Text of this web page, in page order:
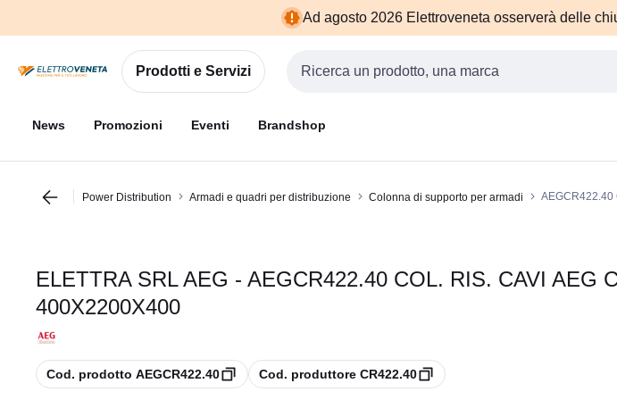
Ad agosto 2026 Elettroveneta osserverà delle
Prodotti e Servizi
Cerca input
News Promozioni Eventi Brandshop
Power Distribution Armadi e quadri per distribuzione Colonna di supporto per armadi AEGCR422.40
ELETTRA SRL AEG - AEGCR422.40 COL. RIS. CAVI AEG
400X2200X400
copiaCod. prodotto AEGCR422.40 copiaCod. produttore CR422.40